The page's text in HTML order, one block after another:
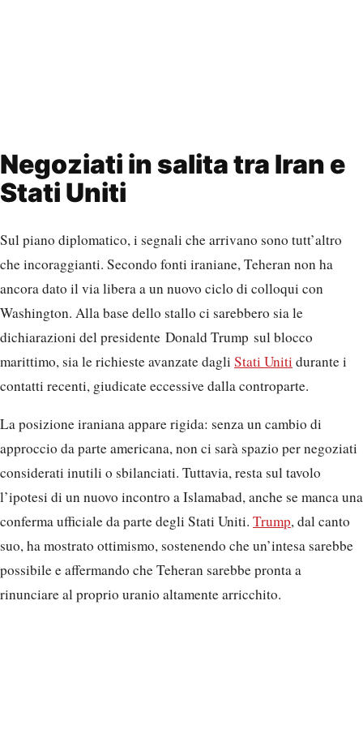
Negoziati in salita tra Iran e
Stati Uniti
Sul piano diplomatico, i segnali che arrivano sono tutt’altro
che incoraggianti. Secondo fonti iraniane, Teheran non ha
ancora dato il via libera a un nuovo ciclo di colloqui con
Washington. Alla base dello stallo ci sarebbero sia le
dichiarazioni del presidente Donald Trump sul blocco
marittimo, sia le richieste avanzate dagli Stati Uniti durante i
contatti recenti, giudicate eccessive dalla controparte.
La posizione iraniana appare rigida: senza un cambio di
approccio da parte americana, non ci sarà spazio per negoziati
considerati inutili o sbilanciati. Tuttavia, resta sul tavolo
l’ipotesi di un nuovo incontro a Islamabad, anche se manca una
conferma ufficiale da parte degli Stati Uniti. Trump, dal canto
suo, ha mostrato ottimismo, sostenendo che un’intesa sarebbe
possibile e affermando che Teheran sarebbe pronta a
rinunciare al proprio uranio altamente arricchito.